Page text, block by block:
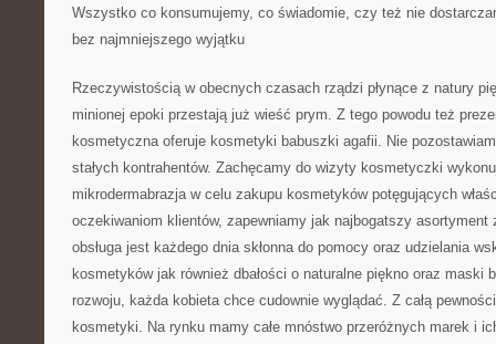
Wszystko co konsumujemy, co świadomie, czy też nie
bez najmniejszego wyjątku
Rzeczywistością w obecnych czasach rządzi płynące z natury
minionej epoki przestają już wieść prym. Z tego powodu też
kosmetyczna oferuje kosmetyki babuszki agafii. Nie
stałych kontrahentów. Zachęcamy do wizyty kosmetyczki
mikrodermabrazja w celu zakupu kosmetyków potęgujących
oczekiwaniom klientów, zapewniamy jak najbogatszy asortyment
obsługa jest każdego dnia skłonna do pomocy oraz udzielania
kosmetyków jak również dbałości o naturalne piękno oraz maski
rozwoju, każda kobieta chce cudownie wyglądać. Z całą
kosmetyki. Na rynku mamy całe mnóstwo przeróżnych marek i